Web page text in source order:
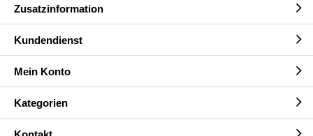
Zusatzinformation
Kundendienst
Mein Konto
Kategorien